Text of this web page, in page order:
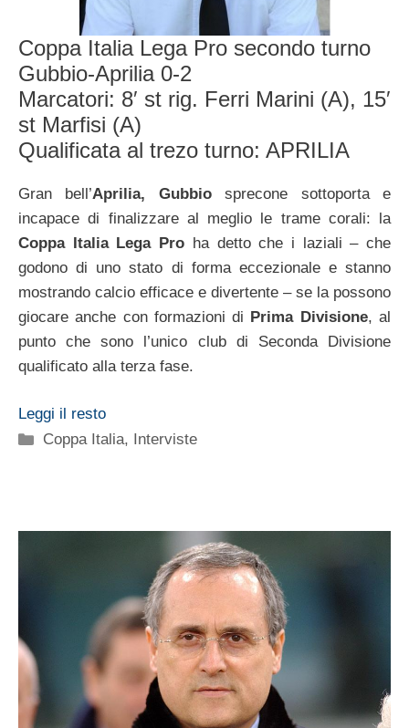
Coppa Italia Lega Pro secondo turno
Gubbio-Aprilia 0-2
Marcatori: 8′ st rig. Ferri Marini (A), 15′
st Marfisi (A)
Qualificata al trezo turno: APRILIA
Gran bell’Aprilia, Gubbiosprecone sottoporta e
incapace di finalizzare al meglio le trame corali: la
Coppa Italia Lega Pro ha detto che i laziali – che
godono di uno stato di forma eccezionale e stanno
mostrando calcio efficace e divertente – se la possono
giocare anche con formazioni di Prima Divisione, al
punto che sono l’unico club di Seconda Divisione
qualificato alla terza fase.
Leggi il resto
Categorie
Coppa Italia, Interviste